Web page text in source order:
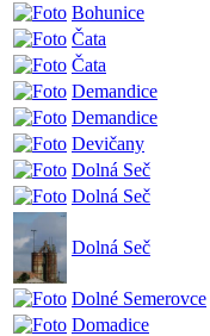
Bohunice
Čata
Čata
Demandice
Demandice
Devičany
Dolná Seč
Dolná Seč
Dolná Seč
Dolné Semerovce
Domadice